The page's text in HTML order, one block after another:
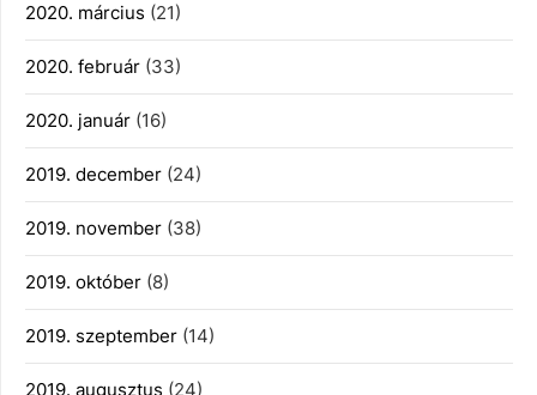
2020. március (21)
2020. február (33)
2020. január (16)
2019. december (24)
2019. november (38)
2019. október (8)
2019. szeptember (14)
2019. augusztus (24)